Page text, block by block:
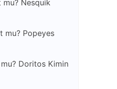
Nesquik
mu? Popeyes
Doritos Kimin